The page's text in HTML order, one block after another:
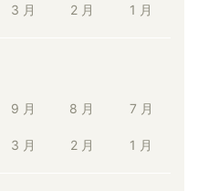
3 月 2 月 1 月
9 月 8 月 7 月
3 月 2 月 1 月